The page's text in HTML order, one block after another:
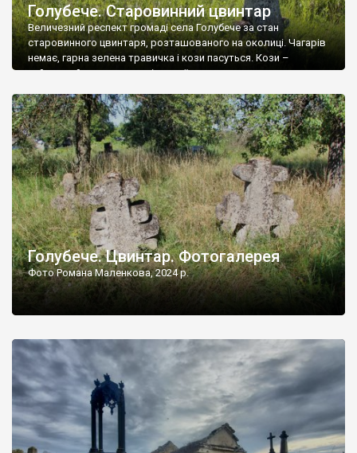
Голубече. Старовинний цвинтар
Величезний респект громаді села Голубече за стан
старовинного цвинтаря, розташованого на околиці. Чагарів
немає, гарна зелена травичка і кози пасуться. Кози –
найкращий регулятор шкідливої, для старих кладовищ,
бруньками, кози ті бруньки обгризають, бо то улюблений
делікатес. На цвинтарі у Голубечому ціла колекція
різноманітних форм хрестів. Село відносно невелике, […]
Голубече. Цвинтар. Фотогалерея
Фото Романа Маленкова, 2024 р.